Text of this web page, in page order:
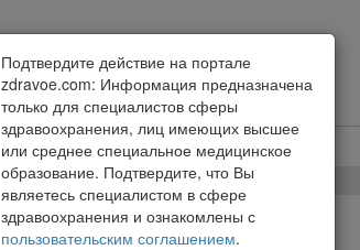
Подтвердите действие на портале
zdravoe.com: Информация предназначена
только для специалистов сферы
здравоохранения, лиц имеющих высшее
или среднее специальное медицинское
образование. Подтвердите, что Вы
являетесь специалистом в сфере
здравоохранения и ознакомлены с
пользовательским соглашением.